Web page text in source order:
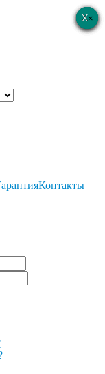
×
Контакты
×
×
×
×